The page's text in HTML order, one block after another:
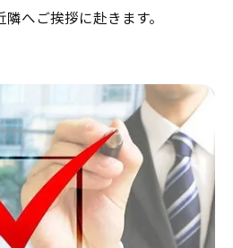
へご挨拶に赴きます。